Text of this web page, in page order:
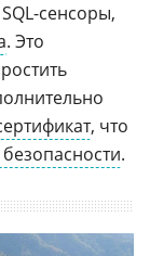
сенсоры,
. Это
, что
.